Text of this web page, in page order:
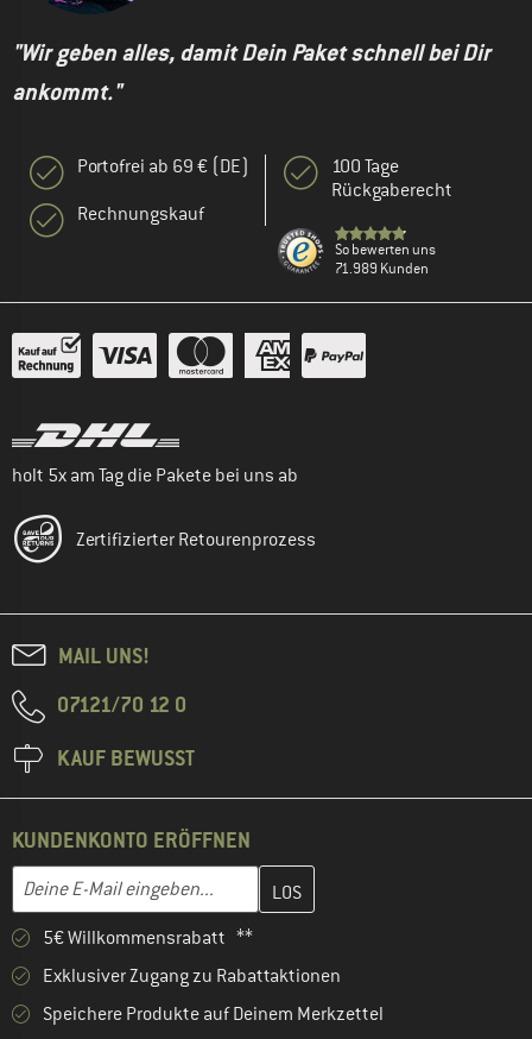
"Wir geben alles, damit Dein Paket schnell bei Dir
ankommt."
Portofrei ab 69 € (DE)
Rechnungskauf
100 Tage
Rückgaberecht
So bewerten uns
71.989 Kunden
holt 5x am Tag die Pakete bei uns ab
Zertifizierter Retourenprozess
MAIL UNS!
07121/70 12 0
KAUF BEWUSST
KUNDENKONTO ERÖFFNEN
E-Mail-Adresse
Gib hier deine E-Mail-Adresse ein und erstelle im nächsten
5€ Willkommensrabatt **
Exklusiver Zugang zu Rabattaktionen
Speichere Produkte auf Deinem Merkzettel